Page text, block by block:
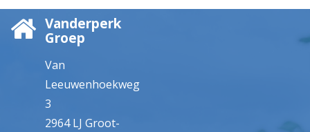
Vanderperk
Groep
Van
Leeuwenhoekweg
3
2964 LJ Groot-